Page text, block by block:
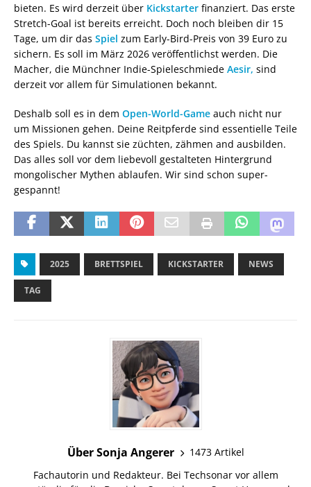
bieten. Es wird derzeit über Kickstarter finanziert. Das erste
Stretch-Goal ist bereits erreicht. Doch noch bleiben dir 15
Tage, um dir das Spiel zum Early-Bird-Preis von 39 Euro zu
sichern. Es soll im März 2026 veröffentlichst werden. Die
Macher, die Münchner Indie-Spieleschmiede Aesir, sind
derzeit vor allem für Simulationen bekannt.
Deshalb soll es in dem Open-World-Game auch nicht nur
um Missionen gehen. Deine Reitpferde sind essentielle Teile
des Spiels. Du kannst sie züchten, zähmen and ausbilden.
Das alles soll vor dem liebevoll gestalteten Hintergrund
mongolischer Mythen ablaufen. Wir sind schon super-
gespannt!
2025 BRETTSPIEL KICKSTARTER NEWS
TAG
Über Sonja Angerer
1473 Artikel
Fachautorin und Redakteur. Bei Techsonar vor allem